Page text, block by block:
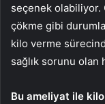
seçenek olabiliyor.
çökme gibi
kilo verme
sağlık sorunu olan
Bu ameliyat ile